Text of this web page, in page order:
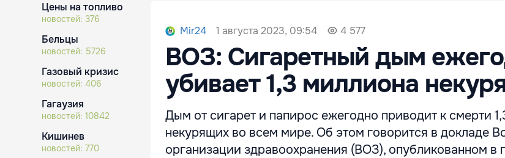
Цены на топливо
новостей: 376
Бельцы
новостей: 5726
Газовый кризис
новостей: 406
Гагаузия
новостей: 10842
Кишинев
новостей: 770
Mir24 1 августа 2023, 09:54 4 577
ВОЗ: Сигаретный дым
убивает 1,3 миллиона
Дым от сигарет и папирос ежегодно приводит к смерти
некурящих во всем мире. Об этом говорится в докладе
организации здравоохранения (ВОЗ), опубликованном в